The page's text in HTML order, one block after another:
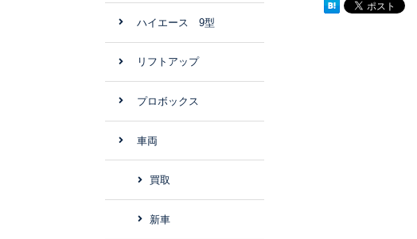
ハイエース 9型
リフトアップ
プロボックス
車両
買取
新車